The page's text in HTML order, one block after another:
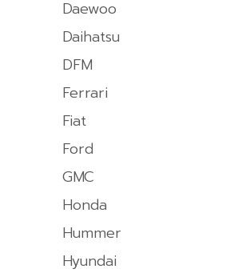
Daewoo
Daihatsu
DFM
Ferrari
Fiat
Ford
GMC
Honda
Hummer
Hyundai